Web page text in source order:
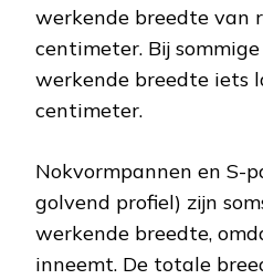
werkende breedte van
centimeter. Bij
werkende breedte iets
centimeter.
Nokvormpannen en S-
golvend profiel) zijn
werkende breedte,
inneemt. De totale